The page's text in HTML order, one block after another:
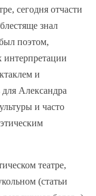
сегодня отчасти
знал
поэтом,
интерпретации
и
Александра
и часто
театре,
(статьи